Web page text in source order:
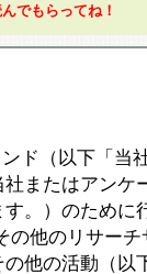
でもらってね！
ド（以下「当
またはアンケ
。）のために
の他のリサー
他の活動（以